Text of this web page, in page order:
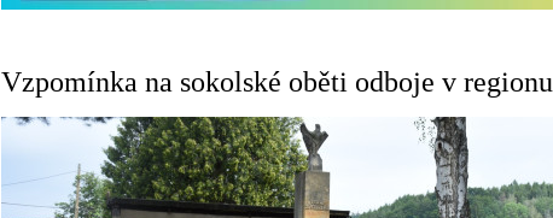
Vzpomínka na sokolské oběti odboje v regionu